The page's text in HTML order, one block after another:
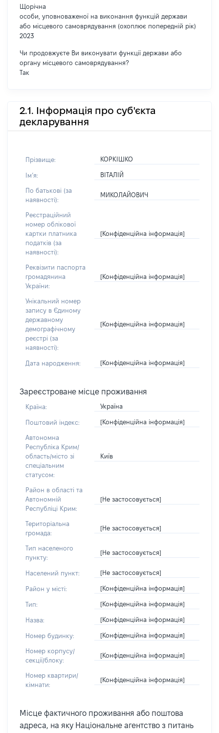
Щорічна
особи, уповноваженої на виконання функцій держави
або місцевого самоврядування (охоплює попередній рік)
2023
Чи продовжуєте Ви виконувати функції держави або
органу місцевого самоврядування?
Так
2.1. Інформація про суб'єкта
декларування
Прізвище: КОРКІШКО
Імʼя: ВІТАЛІЙ
По батькові (за
наявності):
МИКОЛАЙОВИЧ
Реєстраційний
номер облікової
картки платника
податків (за
наявності):
[Конфіденційна інформація]
Реквізити паспорта
громадянина
України:
[Конфіденційна інформація]
Унікальний номер
запису в Єдиному
державному
демографічному
реєстрі (за
наявності):
[Конфіденційна інформація]
Дата народження: [Конфіденційна інформація]
Зареєстроване місце проживання
Країна: Україна
Поштовий індекс: [Конфіденційна інформація]
Автономна
Республіка Крим/
область/місто зі
спеціальним
статусом:
Київ
Район в області та
Автономній
Республіці Крим:
[Не застосовується]
Територіальна
громада:
[Не застосовується]
Тип населеного
пункту:
[Не застосовується]
Населений пункт: [Не застосовується]
Район у місті: [Конфіденційна інформація]
Тип: [Конфіденційна інформація]
Назва: [Конфіденційна інформація]
Номер будинку: [Конфіденційна інформація]
Номер корпусу/
секції/блоку:
[Конфіденційна інформація]
Номер квартири/
кімнати:
[Конфіденційна інформація]
Місце фактичного проживання або поштова
адреса, на яку Національне агентство з питань